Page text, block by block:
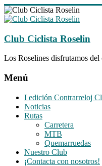
Saltar
al
Club Ciclista Roselin
Los Roselines disfrutamos
Menú
I edición Contrarreloj
Noticias
Rutas
Carretera
MTB
Quemarruedas
Nuestro Club
¡Contacta con nosotros!